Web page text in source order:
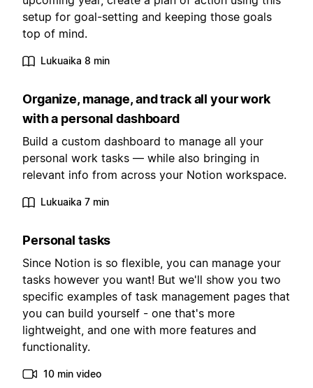
setup for goal-setting and keeping those goals
top of mind.
Lukuaika 8 min
Organize, manage, and track all your work
with a personal dashboard
Build a custom dashboard to manage all your
personal work tasks — while also bringing in
relevant info from across your Notion workspace.
Lukuaika 7 min
Personal tasks
Since Notion is so flexible, you can manage your
tasks however you want! But we'll show you two
specific examples of task management pages that
you can build yourself - one that's more
lightweight, and one with more features and
functionality.
10 min video